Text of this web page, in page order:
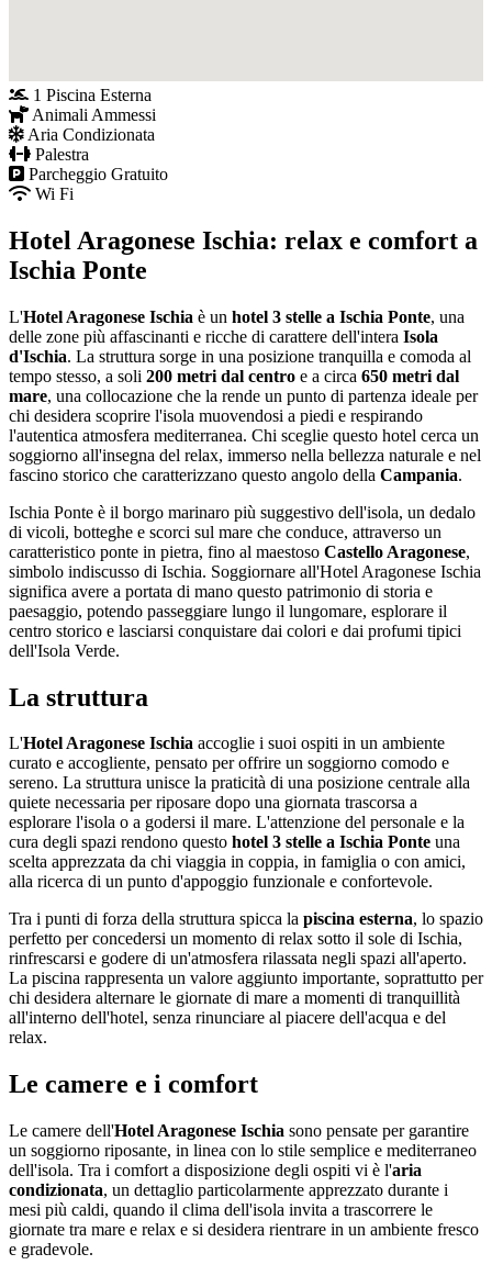
1 Piscina Esterna
Animali Ammessi
Aria Condizionata
Palestra
Parcheggio Gratuito
Wi Fi
Hotel Aragonese Ischia: relax e comfort a
Ischia Ponte
L'Hotel Aragonese Ischia è un hotel 3 stelle a Ischia Ponte, una
delle zone più affascinanti e ricche di carattere dell'intera Isola
d'Ischia. La struttura sorge in una posizione tranquilla e comoda al
tempo stesso, a soli 200 metri dal centro e a circa 650 metri dal
mare, una collocazione che la rende un punto di partenza ideale per
chi desidera scoprire l'isola muovendosi a piedi e respirando
l'autentica atmosfera mediterranea. Chi sceglie questo hotel cerca un
soggiorno all'insegna del relax, immerso nella bellezza naturale e nel
fascino storico che caratterizzano questo angolo della Campania.
Ischia Ponte è il borgo marinaro più suggestivo dell'isola, un dedalo
di vicoli, botteghe e scorci sul mare che conduce, attraverso un
caratteristico ponte in pietra, fino al maestoso Castello Aragonese,
simbolo indiscusso di Ischia. Soggiornare all'Hotel Aragonese Ischia
significa avere a portata di mano questo patrimonio di storia e
paesaggio, potendo passeggiare lungo il lungomare, esplorare il
centro storico e lasciarsi conquistare dai colori e dai profumi tipici
dell'Isola Verde.
La struttura
L'Hotel Aragonese Ischia accoglie i suoi ospiti in un ambiente
curato e accogliente, pensato per offrire un soggiorno comodo e
sereno. La struttura unisce la praticità di una posizione centrale alla
quiete necessaria per riposare dopo una giornata trascorsa a
esplorare l'isola o a godersi il mare. L'attenzione del personale e la
cura degli spazi rendono questo hotel 3 stelle a Ischia Ponte una
scelta apprezzata da chi viaggia in coppia, in famiglia o con amici,
alla ricerca di un punto d'appoggio funzionale e confortevole.
Tra i punti di forza della struttura spicca la piscina esterna, lo spazio
perfetto per concedersi un momento di relax sotto il sole di Ischia,
rinfrescarsi e godere di un'atmosfera rilassata negli spazi all'aperto.
La piscina rappresenta un valore aggiunto importante, soprattutto per
chi desidera alternare le giornate di mare a momenti di tranquillità
all'interno dell'hotel, senza rinunciare al piacere dell'acqua e del
relax.
Le camere e i comfort
Le camere dell'Hotel Aragonese Ischia sono pensate per garantire
un soggiorno riposante, in linea con lo stile semplice e mediterraneo
dell'isola. Tra i comfort a disposizione degli ospiti vi è l'aria
condizionata, un dettaglio particolarmente apprezzato durante i
mesi più caldi, quando il clima dell'isola invita a trascorrere le
giornate tra mare e relax e si desidera rientrare in un ambiente fresco
e gradevole.